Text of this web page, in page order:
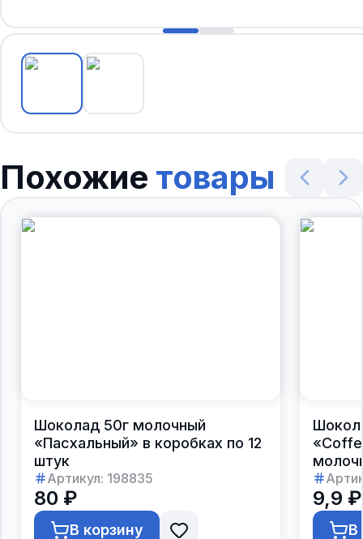
Похожие товары
Шоколад 50г молочный
«Пасхальный» в коробках по 12
штук
Артикул: 198835
80 ₽
В корзину
9,9 ₽
В